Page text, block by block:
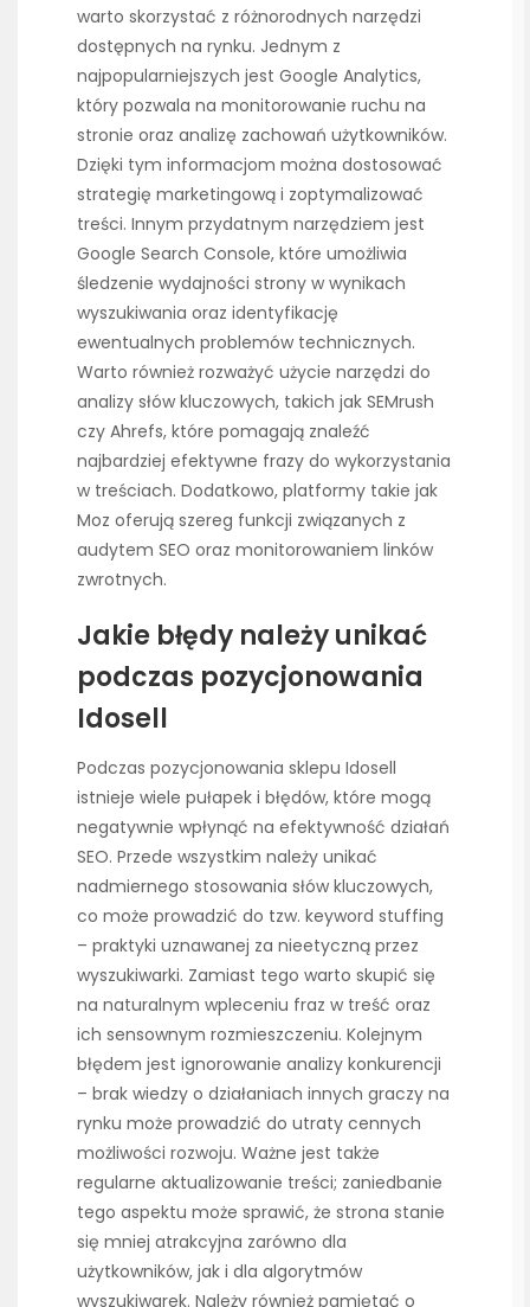
warto skorzystać z różnorodnych narzędzi
dostępnych na rynku. Jednym z
najpopularniejszych jest Google Analytics,
który pozwala na monitorowanie ruchu na
stronie oraz analizę zachowań użytkowników.
Dzięki tym informacjom można dostosować
strategię marketingową i zoptymalizować
treści. Innym przydatnym narzędziem jest
Google Search Console, które umożliwia
śledzenie wydajności strony w wynikach
wyszukiwania oraz identyfikację
ewentualnych problemów technicznych.
Warto również rozważyć użycie narzędzi do
analizy słów kluczowych, takich jak SEMrush
czy Ahrefs, które pomagają znaleźć
najbardziej efektywne frazy do wykorzystania
w treściach. Dodatkowo, platformy takie jak
Moz oferują szereg funkcji związanych z
audytem SEO oraz monitorowaniem linków
zwrotnych.
Jakie błędy należy unikać
podczas pozycjonowania
Idosell
Podczas pozycjonowania sklepu Idosell
istnieje wiele pułapek i błędów, które mogą
negatywnie wpłynąć na efektywność działań
SEO. Przede wszystkim należy unikać
nadmiernego stosowania słów kluczowych,
co może prowadzić do tzw. keyword stuffing
– praktyki uznawanej za nieetyczną przez
wyszukiwarki. Zamiast tego warto skupić się
na naturalnym wpleceniu fraz w treść oraz
ich sensownym rozmieszczeniu. Kolejnym
błędem jest ignorowanie analizy konkurencji
– brak wiedzy o działaniach innych graczy na
rynku może prowadzić do utraty cennych
możliwości rozwoju. Ważne jest także
regularne aktualizowanie treści; zaniedbanie
tego aspektu może sprawić, że strona stanie
się mniej atrakcyjna zarówno dla
użytkowników, jak i dla algorytmów
wyszukiwarek. Należy również pamiętać o